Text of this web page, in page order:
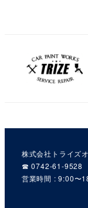
株式会社トライズ
☎︎ 0742-61-9528
営業時間 : 9:00〜